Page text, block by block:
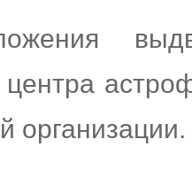
центра
организации.